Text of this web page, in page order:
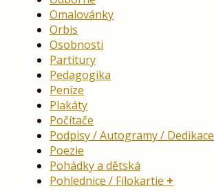
Omalovánky
Orbis
Osobnosti
Partitury
Pedagogika
Peníze
Plakáty
Počítače
Podpisy / Autogramy / Dedikace
Poezie
Pohádky a dětská
Pohlednice / Filokartie